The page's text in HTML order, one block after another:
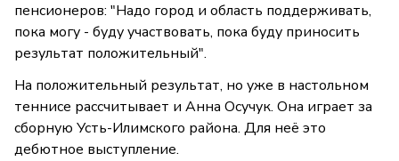
пенсионеров: "Надо город и область поддерживать,
пока могу - буду участвовать, пока буду приносить
результат положительный".
На положительный результат, но уже в настольном
теннисе рассчитывает и Анна Осучук. Она играет за
сборную Усть-Илимского района. Для неё это
дебютное выступление.